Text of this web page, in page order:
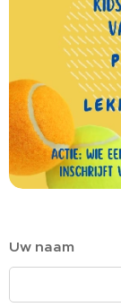
Uw naam